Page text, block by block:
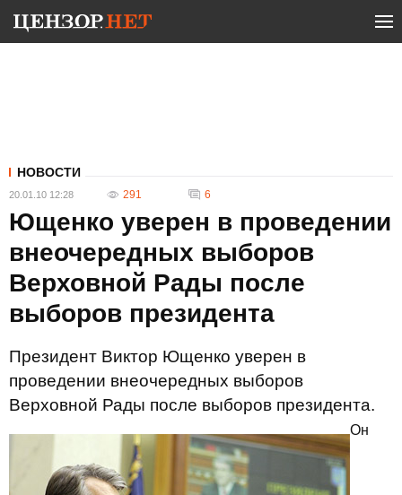
НОВОСТИ
20.01.10 12:28 291 6
Ющенко уверен в проведении
внеочередных выборов
Верховной Рады после
выборов президента
Президент Виктор Ющенко уверен в
проведении внеочередных выборов
Верховной Рады после выборов президента.
Он